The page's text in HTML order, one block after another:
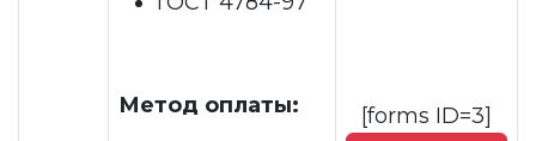
Метод оплаты:
[forms ID=3]